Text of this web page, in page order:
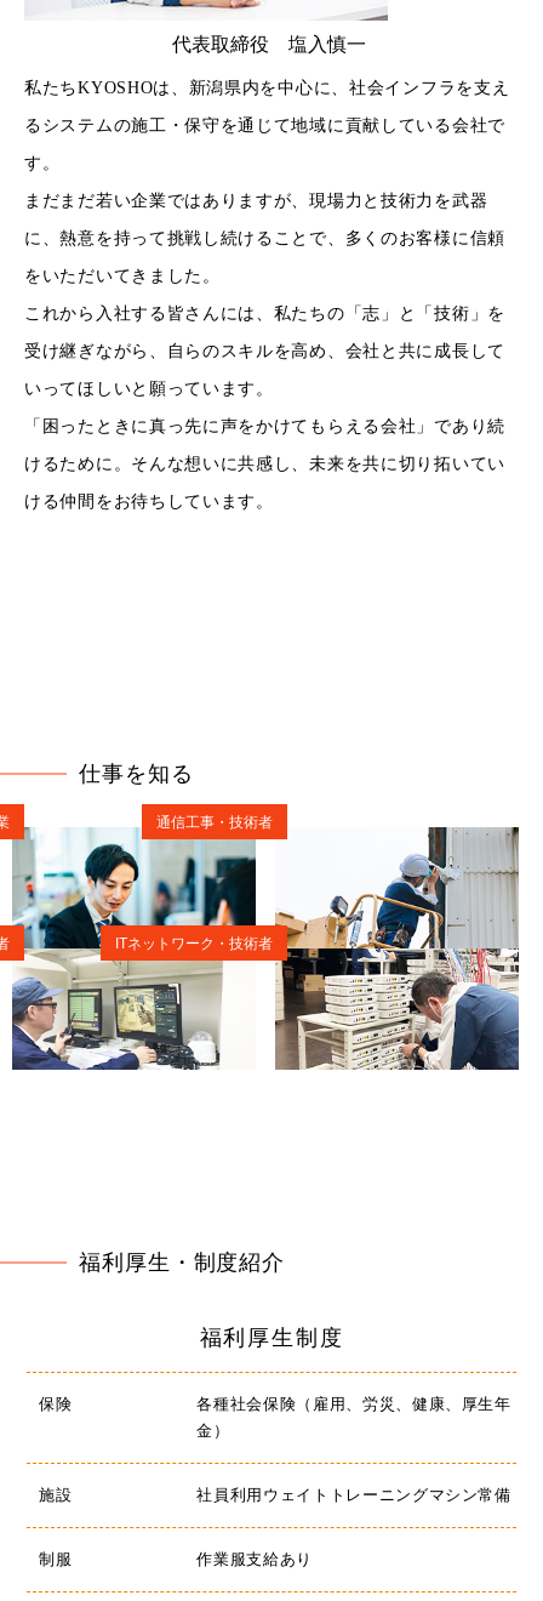
私たちKYOSHOは、新潟県内を中心に、社会インフラを支え
るシステムの施工・保守を通じて地域に貢献している会社で
す。
まだまだ若い企業ではありますが、現場力と技術力を武器
に、熱意を持って挑戦し続けることで、多くのお客様に信頼
をいただいてきました。
これから入社する皆さんには、私たちの「志」と「技術」を
受け継ぎながら、自らのスキルを高め、会社と共に成長して
いってほしいと願っています。
「困ったときに真っ先に声をかけてもらえる会社」であり続
けるために。そんな想いに共感し、未来を共に切り拓いてい
ける仲間をお待ちしています。
代表取締役 塩入慎一
仕事を知る
通信工事・技術者
ITネットワーク・技術者
福利厚生・制度紹介
福利厚生制度
保険
各種社会保険（雇用、労災、健康、厚生年
金）
施設 社員利用ウェイトトレーニングマシン常備
制服 作業服支給あり